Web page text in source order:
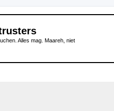
Alles mag. Maareh, niet